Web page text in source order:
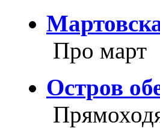
Про март
Остров